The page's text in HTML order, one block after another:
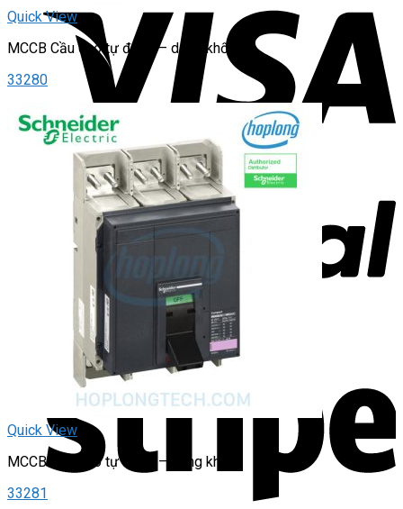
Quick View
MCCB Cầu dao tự động – dạng khối
33280
Quick View
MCCB Cầu dao tự động – dạng khối
33281